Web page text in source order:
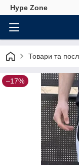
Hype Zone
Товари та
–17%